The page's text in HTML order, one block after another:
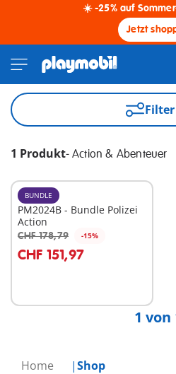
☀️ -25% auf
Jetzt
Home Shop
Filter
1 Produkt- Action & Abenteuer
BUNDLE
PM2024B - Bundle Polizei
Action
CHF 178,79 -15%
CHF 151,97
In den Warenkorb
1 von